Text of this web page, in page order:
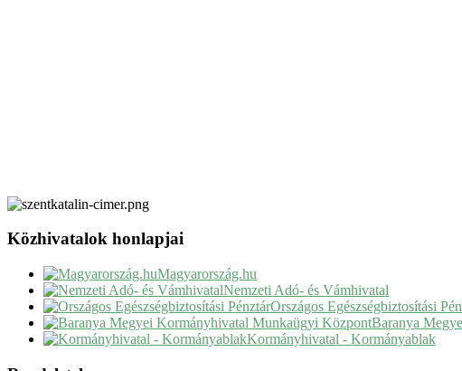
Közhivatalok honlapjai
Magyarország.hu
Nemzeti Adó- és Vámhivatal
Országos Egészségbiztosítási
Baranya
Kormányhivatal - Kormányablak